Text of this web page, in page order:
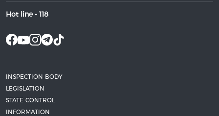
Hot line - 118
INSPECTION BODY
LEGISLATION
STATE CONTROL
INFORMATION